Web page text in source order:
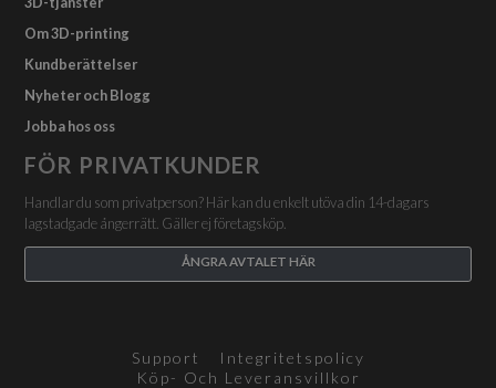
Om 3D-printing
Kundberättelser
Nyheter och Blogg
Jobba hos oss
FÖR PRIVATKUNDER
Handlar du som privatperson? Här kan du enkelt utöva din 14-dagars
lagstadgade ångerrätt. Gäller ej företagsköp.
ÅNGRA AVTALET HÄR
Support
Integritetspolicy
Köp- Och Leveransvillkor